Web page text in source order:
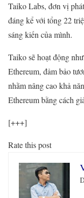
Taiko Labs, đơn vị
đáng kể với tổng 22
sáng kiến của mình.
Taiko sẽ hoạt động
Ethereum, đảm bảo
nhằm nâng cao khả
Ethereum bằng cách
[+++]
Rate this post